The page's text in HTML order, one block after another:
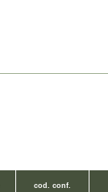
cod. conf.